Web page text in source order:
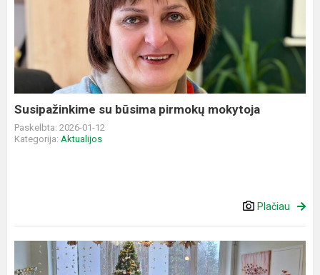
su
pirmokų
mokytoja
Susipažinkime su būsima pirmokų mokytoja
Paskelbta: 2026-01-12
Kategorija: Aktualijos
Plačiau
Edukacinė
kalėdinė